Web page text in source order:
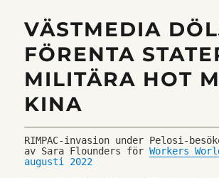
VÄSTMEDIA
FÖRENTA
MILITÄRA HOT
KINA
RIMPAC-invasion under Pelosi-
av Sara Flounders för Workers
augusti 2022